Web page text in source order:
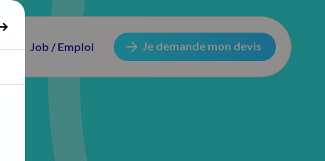
Job / Emploi Je demande mon devis